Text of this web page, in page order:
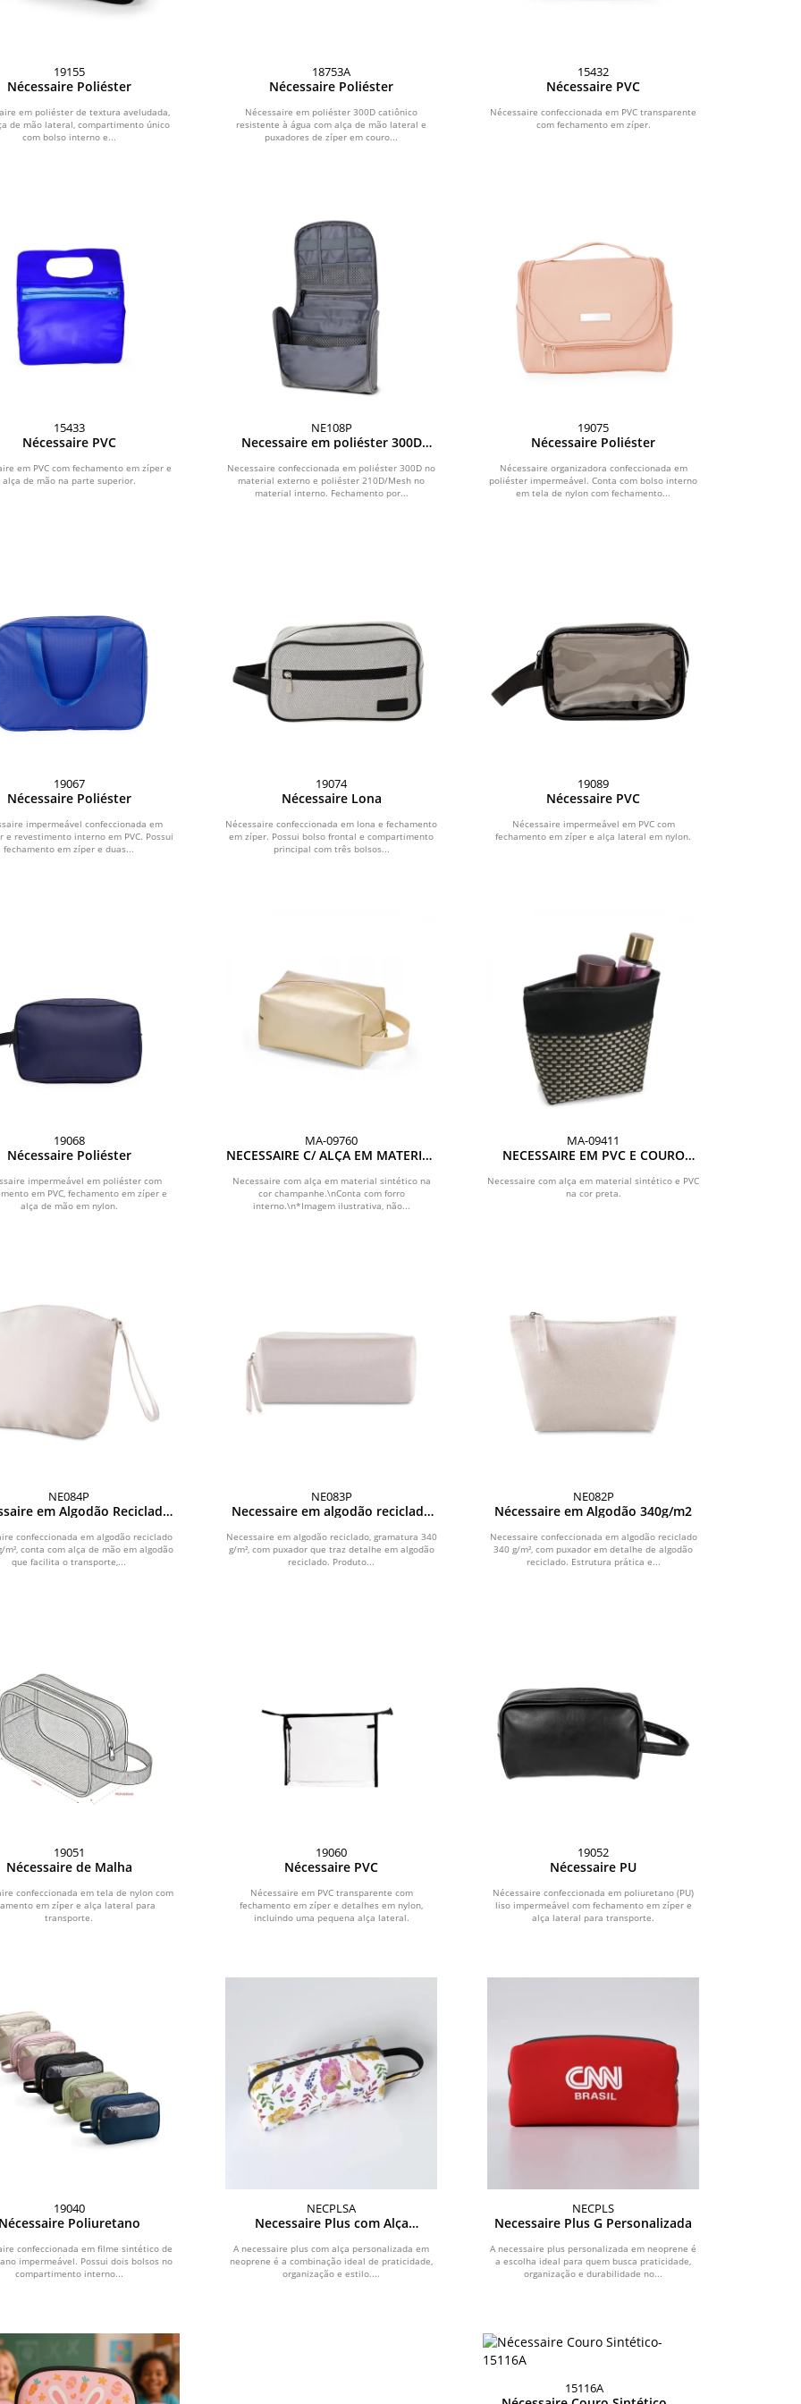
19155
Nécessaire Poliéster
em poliéster de textura aveludada,
de mão lateral, compartimento único
com bolso interno e...
18753A
Nécessaire Poliéster
Nécessaire em poliéster 300D catiônico
resistente à água com alça de mão lateral e
puxadores de zíper em couro...
15432
Nécessaire PVC
Nécessaire confeccionada em PVC transparente
com fechamento em zíper.
15433
Nécessaire PVC
em PVC com fechamento em zíper e
alça de mão na parte superior.
NE108P
Necessaire em poliéster 300D
Necessaire confeccionada em poliéster 300D no
material externo e poliéster 210D/Mesh no
material interno. Fechamento por...
19075
Nécessaire Poliéster
Nécessaire organizadora confeccionada em
poliéster impermeável. Conta com bolso interno
em tela de nylon com fechamento...
19067
Nécessaire Poliéster
impermeável confeccionada em
e revestimento interno em PVC. Possui
fechamento em zíper e duas...
19074
Nécessaire Lona
Nécessaire confeccionada em lona e fechamento
em zíper. Possui bolso frontal e compartimento
principal com três bolsos...
19089
Nécessaire PVC
Nécessaire impermeável em PVC com
fechamento em zíper e alça lateral em nylon.
19068
Nécessaire Poliéster
impermeável em poliéster com
em PVC, fechamento em zíper e
alça de mão em nylon.
MA-09760
NECESSAIRE C/ ALÇA EM MATERIAL
Necessaire com alça em material sintético na
cor champanhe.\nConta com forro
interno.\n*Imagem ilustrativa, não...
MA-09411
NECESSAIRE EM PVC E COURO
Necessaire com alça em material sintético e PVC
na cor preta.
NE084P
em Algodão Reciclado
confeccionada em algodão reciclado
m², conta com alça de mão em algodão
que facilita o transporte,...
NE083P
Necessaire em algodão reciclado
Necessaire em algodão reciclado, gramatura 340
g/m², com puxador que traz detalhe em algodão
reciclado. Produto...
NE082P
Nécessaire em Algodão 340g/m2
Necessaire confeccionada em algodão reciclado
340 g/m², com puxador em detalhe de algodão
reciclado. Estrutura prática e...
19051
Nécessaire de Malha
confeccionada em tela de nylon com
em zíper e alça lateral para
transporte.
19060
Nécessaire PVC
Nécessaire em PVC transparente com
fechamento em zíper e detalhes em nylon,
incluindo uma pequena alça lateral.
19052
Nécessaire PU
Nécessaire confeccionada em poliuretano (PU)
liso impermeável com fechamento em zíper e
alça lateral para transporte.
19040
Nécessaire Poliuretano
confeccionada em filme sintético de
impermeável. Possui dois bolsos no
compartimento interno...
NECPLSA
Necessaire Plus com Alça
A necessaire plus com alça personalizada em
neoprene é a combinação ideal de praticidade,
organização e estilo....
NECPLS
Necessaire Plus G Personalizada
A necessaire plus personalizada em neoprene é
a escolha ideal para quem busca praticidade,
organização e durabilidade no...
15116A